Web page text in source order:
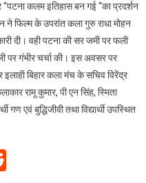
कलम इतिहास बन गई “का प्रदर्शन
ने फिल्म के उपरांत कला गुरु राधा मोहन
दी। वही पटना की सर जमी पर फली
पर गंभीर चर्चा की। इस अवसर पर
इलाही बिहार कला मंच के सचिव विरेंद्र
रामू कुमार, पी एन सिंह, स्मिता
गण एवं बुद्धिजीवी तथा विद्यार्थी उपस्थित
Reddit